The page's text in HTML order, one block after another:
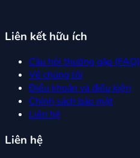
Liên kết hữu ích
Câu hỏi thường gặp (FAQ)
Về chúng tôi
Điều khoản và điều kiện
Chính sách bảo mật
Liên hệ
Liên hệ